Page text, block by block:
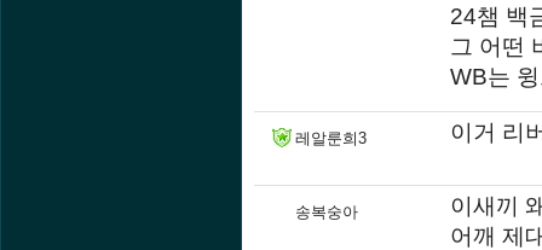
24챔 백
그 어떤
WB는
레알룬희3 이거 리
송복숭아
이새끼
어깨 제